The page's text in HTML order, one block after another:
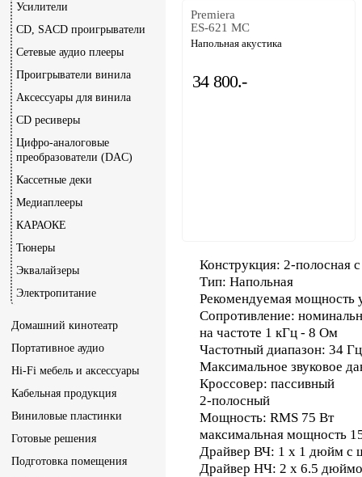
Усилители
CD, SACD проигрыватели
Сетевые аудио плееры
Проигрыватели винила
Аксессуары для винила
CD ресиверы
Цифро-аналоговые
преобразователи (DAC)
Кассетные деки
Медиаплееры
КАРАОКЕ
Тюнеры
Эквалайзеры
Электропитание
Домашний кинотеатр
Портативное аудио
Hi-Fi мебель и аксессуары
Кабельная продукция
Виниловые пластинки
Готовые решения
Подготовка помещения
Premiera
ES-621 MC
Напольная акустика
34 800.-
Конструкция: 2-полосная
Тип: Напольная
Рекомендуемая мощность
Сопротивление:
на частоте 1 кГц - 8 Ом
Частотный диапазон: 34
Максимальное звуковое
Кроссовер: пассивный
2-полосный
Мощность: RMS 75 Вт
максимальная мощность
Драйвер ВЧ: 1 x 1 дюйм с
Драйвер НЧ: 2 x 6.5